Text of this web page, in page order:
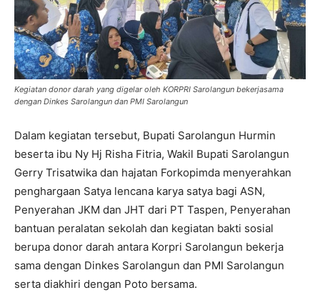
Kegiatan donor darah yang digelar oleh KORPRI Sarolangun bekerjasama
dengan Dinkes Sarolangun dan PMI Sarolangun
Dalam kegiatan tersebut, Bupati Sarolangun Hurmin
beserta ibu Ny Hj Risha Fitria, Wakil Bupati Sarolangun
Gerry Trisatwika dan hajatan Forkopimda menyerahkan
penghargaan Satya lencana karya satya bagi ASN,
Penyerahan JKM dan JHT dari PT Taspen, Penyerahan
bantuan peralatan sekolah dan kegiatan bakti sosial
berupa donor darah antara Korpri Sarolangun bekerja
sama dengan Dinkes Sarolangun dan PMI Sarolangun
serta diakhiri dengan Poto bersama.